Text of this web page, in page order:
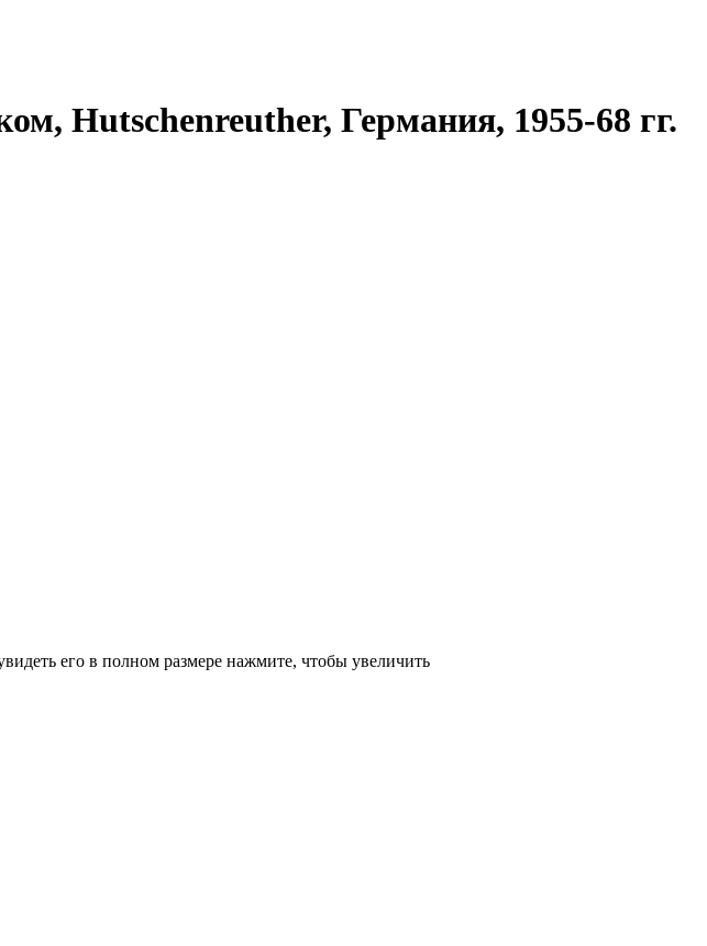
Hutschenreuther, Германия, 1955-68 гг.
его в полном размере нажмите, чтобы увеличить